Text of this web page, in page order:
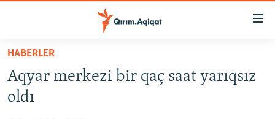
Esas
qaytmaq
Baş
SİYASET
HABERLER
Aqyar merkezi bir qaç saat yarıqsız
oldı